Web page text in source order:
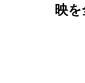
映を